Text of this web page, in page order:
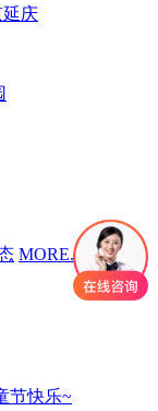
延庆
MORE...
节快乐~